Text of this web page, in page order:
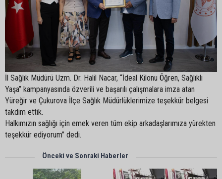
İl Sağlık Müdürü Uzm. Dr. Halil Nacar, “İdeal Kilonu Öğren, Sağlıklı
Yaşa” kampanyasında özverili ve başarılı çalışmalara imza atan
Yüreğir ve Çukurova İlçe Sağlık Müdürlüklerimize teşekkür belgesi
takdim ettik.
Halkımızın sağlığı için emek veren tüm ekip arkadaşlarımıza yürekten
teşekkür ediyorum” dedi.
Önceki ve Sonraki Haberler